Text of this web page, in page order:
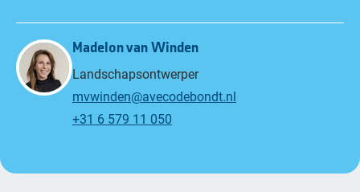
Madelon van Winden
Landschapsontwerper
mvwinden@avecodebondt.nl
+31 6 579 11 050